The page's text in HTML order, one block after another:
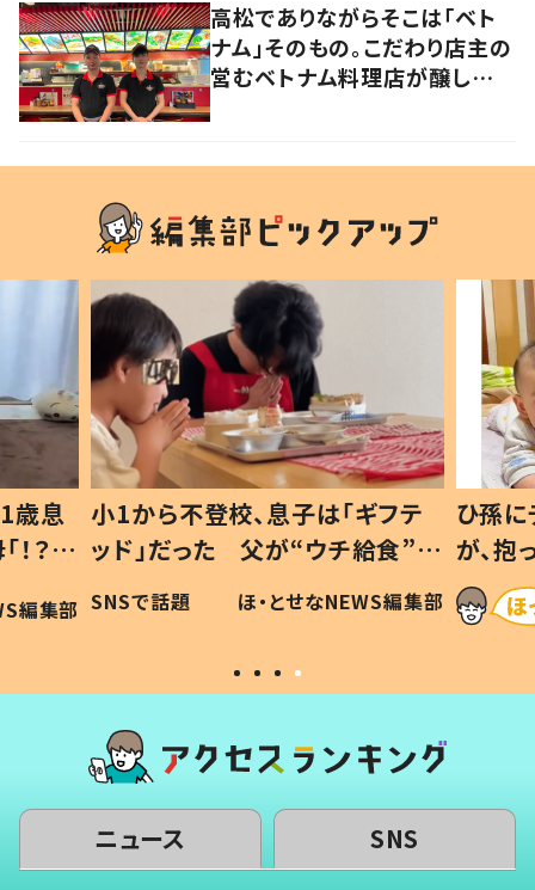
高松でありながらそこは「ベト
ナム」そのもの。こだわり店主の
営むベトナム料理店が醸し出す
歳息
？」
編集部
小1から不登校、息子は「ギフテ
ッド」だった 父が“ウチ給食”を
作り続ける理由とは #令和の親
#令和の子
SNSで話題 ほ・とせなNEWS編集部
ひ孫
が、
「涙が
い」
ニュース SNS